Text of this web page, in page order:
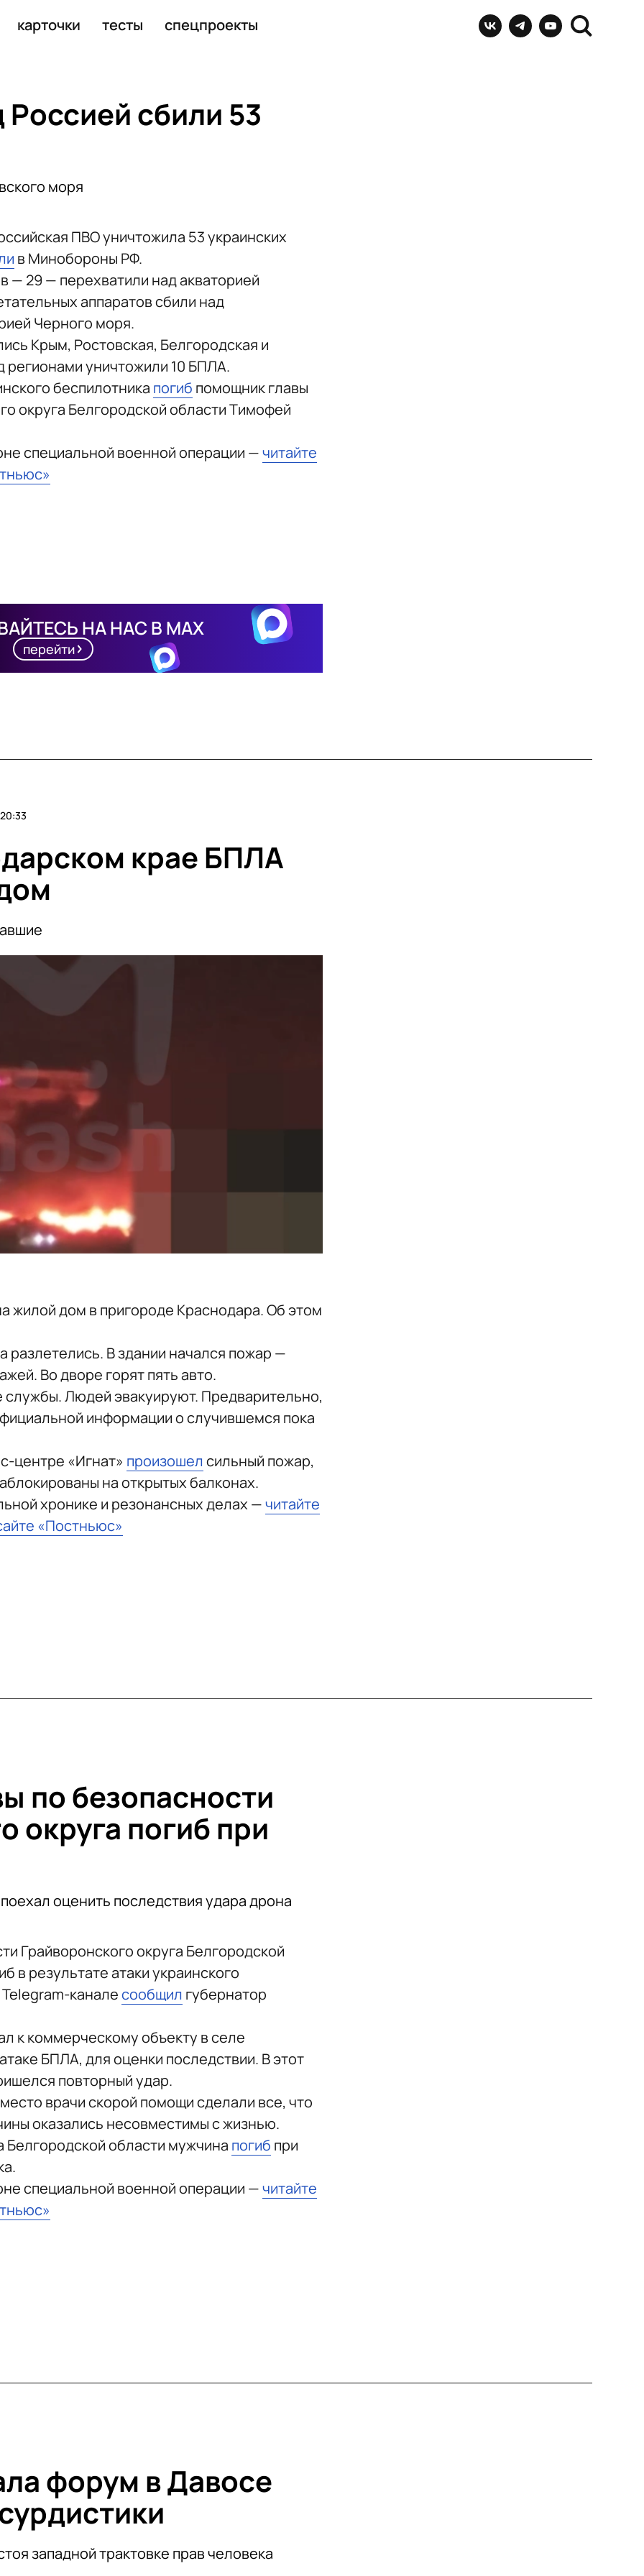
карточки тесты спецпроекты
Россией сбили 53
моря
ПВО уничтожила 53 украинских
в Минобороны РФ.
— 29 — перехватили над акваторией
аппаратов сбили над
Черного моря.
Крым, Ростовская, Белгородская и
уничтожили 10 БПЛА.
беспилотника погиб помощник главы
округа Белгородской области Тимофей
специальной военной операции —читайте
НА НАС В MAX
перейти
крае БПЛА
жилой дом в пригороде Краснодара. Об этом
разлетелись. В здании начался пожар —
Во дворе горят пять авто.
Людей эвакуируют. Предварительно,
информации о случившемся пока
центре «Игнат» произошелсильный пожар,
на открытых балконах.
хронике и резонансных делах —читайте
«Постньюс»
по безопасности
округа погиб при
оценить последствия удара дрона
Грайворонского округа Белгородской
в результате атаки украинского
каналесообщил губернатор
к коммерческому объекту в селе
БПЛА, для оценки последствии. В этот
повторный удар.
врачи скорой помощи сделали все, что
оказались несовместимы с жизнью.
области мужчина погиб при
специальной военной операции —читайте
форум в Давосе
западной трактовке прав человека